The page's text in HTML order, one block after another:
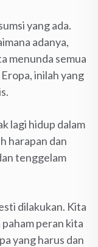
yang ada.
adanya,
menunda semua
inilah yang
lagi hidup dalam
harapan dan
tenggelam
dilakukan. Kita
peran kita
yang harus dan